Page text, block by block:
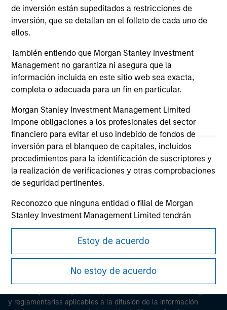
de inversión están supeditados a restricciones de
inversión, que se detallan en el folleto de cada uno de
ellos.
También entiendo que Morgan Stanley Investment
Management no garantiza ni asegura que la
información incluida en este sitio web sea exacta,
completa o adecuada para un fin en particular.
Morgan Stanley Investment Management Limited
impone obligaciones a los profesionales del sector
financiero para evitar el uso indebido de fondos de
inversión para el blanqueo de capitales, incluidos
procedimientos para la identificación de suscriptores y
la realización de verificaciones y otras comprobaciones
de seguridad pertinentes.
Reconozco que ninguna entidad o filial de Morgan
Stanley Investment Management Limited tendrán
ninguna responsabilidad por pérdidas derivadas directa
o indirectamente de información a la que se acceda
como resultado de una declaración falsa o errónea por
confirmo que estoy de acuerdo con lasTerms of Use
anteriores son correctas, haga clic seguidamente en
Estoy de acuerdo
No estoy de acuerdo
shall we be responsible for the information contained on
the site or your use of such site.
Morgan Stanley
Morgan Stanley Careers
y reglamentarias aplicables a la difusión de la información